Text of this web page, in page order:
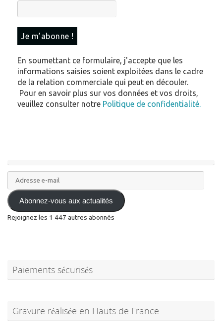
En soumettant ce formulaire, j'accepte que les
informations saisies soient exploitées dans le cadre
de la relation commerciale qui peut en découler.
Pour en savoir plus sur vos données et vos droits,
veuillez consulter notre Politique de confidentialité.
Adresse
e-
mail Abonnez-vous aux actualités
Rejoignez les 1 447 autres abonnés
Paiements sécurisés
Gravure réalisée en Hauts de France